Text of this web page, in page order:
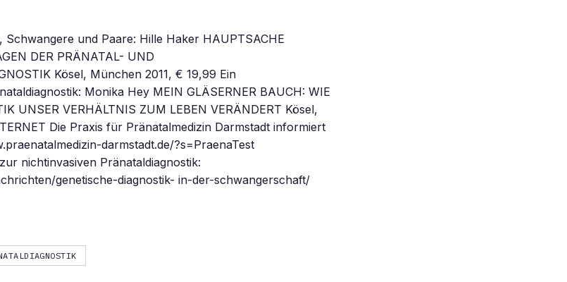
Schwangere und Paare: Hille Haker HAUPTSACHE
DER PRÄNATAL- UND
Kösel, München 2011, € 19,99 Ein
Monika Hey MEIN GLÄSERNER BAUCH: WIE
UNSER VERHÄLTNIS ZUM LEBEN VERÄNDERT Kösel,
Die Praxis für Pränatalmedizin Darmstadt informiert
darmstadt.de/?s=PraenaTest
nichtinvasiven Pränataldiagnostik:
genetische-diagnostik- in-der-schwangerschaft/